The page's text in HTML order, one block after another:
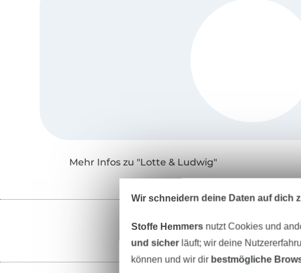
Mehr Infos zu "Lotte & Ludwig"
Wir schneidern deine Daten auf dich
Stoffe Hemmers nutzt Cookies und
und sicherläuft; wir deine
können und wir dir bestmögliche